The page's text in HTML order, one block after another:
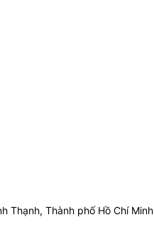
Thạnh, Thành phố Hồ Chí Minh